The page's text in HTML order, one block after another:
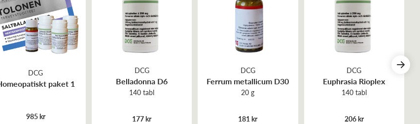
DCG
paket 1
985 kr
DCG
Belladonna D6
140 tabl
177 kr
DCG
Ferrum metallicum D30
20 g
181 kr
DCG
Euphrasia Rioplex
140 tabl
206 kr